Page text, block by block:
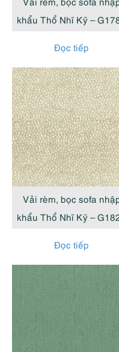
khẩu Thổ Nhĩ Kỹ –
Đọc tiếp
Vải rèm, bọc sofa
khẩu Thổ Nhĩ Kỹ –
Đọc tiếp